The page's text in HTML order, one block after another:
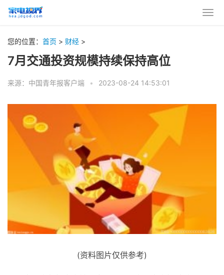
您的位置： 首页 > 财经 >
7月交通投资规模持续保持高位
来源：中国青年报客户端 • 2023-08-24 14:53:01
(资料图片仅供参考)